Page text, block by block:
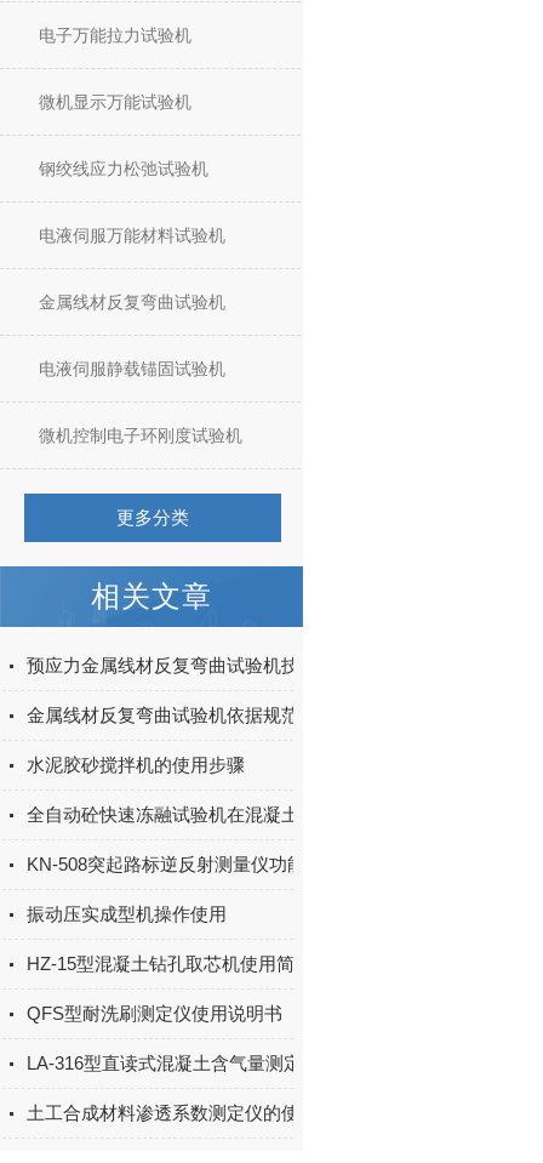
电子万能拉力试验机
微机显示万能试验机
钢绞线应力松弛试验机
电液伺服万能材料试验机
金属线材反复弯曲试验机
电液伺服静载锚固试验机
微机控制电子环刚度试验机
更多分类
相关文章
预应力金属线材反复弯曲试验机技术参数
金属线材反复弯曲试验机依据规范
水泥胶砂搅拌机的使用步骤
全自动砼快速冻融试验机在混凝土耐久性测试中的应用
KN-508突起路标逆反射测量仪功能特点
振动压实成型机操作使用
HZ-15型混凝土钻孔取芯机使用简介
QFS型耐洗刷测定仪使用说明书
LA-316型直读式混凝土含气量测定仪操作使用
土工合成材料渗透系数测定仪的使用说明书